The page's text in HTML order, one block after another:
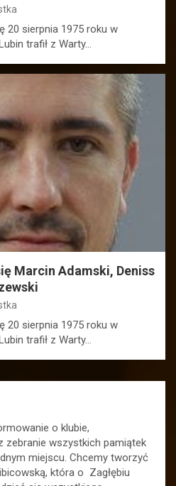
20 sierpnia 1975 roku w
trafił z Warty…
Marcin Adamski, Deniss
20 sierpnia 1975 roku w
trafił z Warty…
o klubie,
zebranie wszystkich pamiątek
miejscu. Chcemy tworzyć
która o Zagłębiu